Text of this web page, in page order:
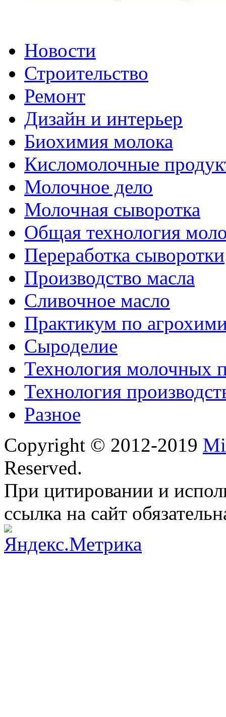
Новости
Строительство
Ремонт
Дизайн и интерьер
Биохимия молока
Кисломолочные
Молочное дело
Молочная сыворотка
Общая технология
Переработка сыворотки
Производство масла
Сливочное масло
Практикум по
Сыроделие
Технология молочных
Технология
Разное
Copyright © 2012-2019
Reserved.
При цитировании и
ссылка на сайт